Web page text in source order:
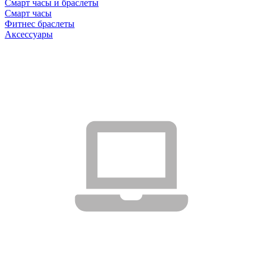
Смарт часы и браслеты
Смарт часы
Фитнес браслеты
Аксессуары